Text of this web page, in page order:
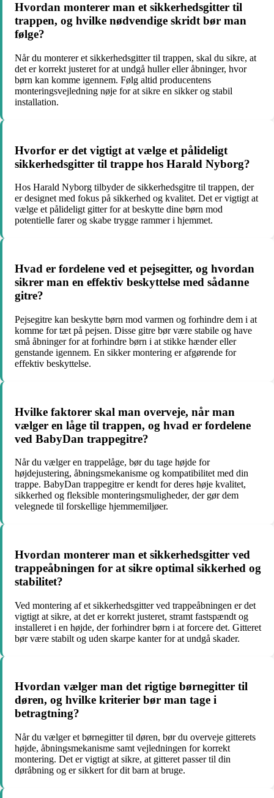
Hvordan monterer man et sikkerhedsgitter til
trappen, og hvilke nødvendige skridt bør man
følge?
Når du monterer et sikkerhedsgitter til trappen, skal du sikre, at
det er korrekt justeret for at undgå huller eller åbninger, hvor
børn kan komme igennem. Følg altid producentens
monteringsvejledning nøje for at sikre en sikker og stabil
installation.
Hvorfor er det vigtigt at vælge et pålideligt
sikkerhedsgitter til trappe hos Harald Nyborg?
Hos Harald Nyborg tilbyder de sikkerhedsgitre til trappen, der
er designet med fokus på sikkerhed og kvalitet. Det er vigtigt at
vælge et pålideligt gitter for at beskytte dine børn mod
potentielle farer og skabe trygge rammer i hjemmet.
Hvad er fordelene ved et pejsegitter, og hvordan
sikrer man en effektiv beskyttelse med sådanne
gitre?
Pejsegitre kan beskytte børn mod varmen og forhindre dem i at
komme for tæt på pejsen. Disse gitre bør være stabile og have
små åbninger for at forhindre børn i at stikke hænder eller
genstande igennem. En sikker montering er afgørende for
effektiv beskyttelse.
Hvilke faktorer skal man overveje, når man
vælger en låge til trappen, og hvad er fordelene
ved BabyDan trappegitre?
Når du vælger en trappelåge, bør du tage højde for
højdejustering, åbningsmekanisme og kompatibilitet med din
trappe. BabyDan trappegitre er kendt for deres høje kvalitet,
sikkerhed og fleksible monteringsmuligheder, der gør dem
velegnede til forskellige hjemmemiljøer.
Hvordan monterer man et sikkerhedsgitter ved
trappeåbningen for at sikre optimal sikkerhed og
stabilitet?
Ved montering af et sikkerhedsgitter ved trappeåbningen er det
vigtigt at sikre, at det er korrekt justeret, stramt fastspændt og
installeret i en højde, der forhindrer børn i at forcere det. Gitteret
bør være stabilt og uden skarpe kanter for at undgå skader.
Hvordan vælger man det rigtige børnegitter til
døren, og hvilke kriterier bør man tage i
betragtning?
Når du vælger et børnegitter til døren, bør du overveje gitterets
højde, åbningsmekanisme samt vejledningen for korrekt
montering. Det er vigtigt at sikre, at gitteret passer til din
døråbning og er sikkert for dit barn at bruge.